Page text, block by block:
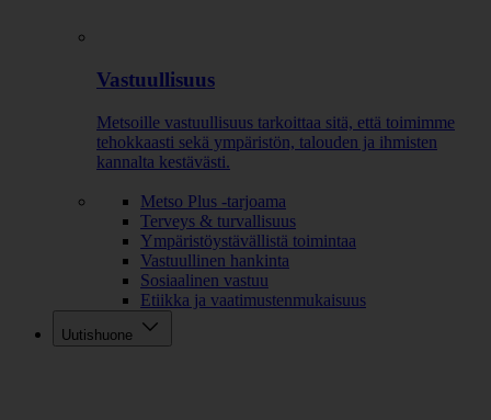
Vastuullisuus
Metsoille vastuullisuus tarkoittaa sitä, että toimimme
tehokkaasti sekä ympäristön, talouden ja ihmisten
kannalta kestävästi.
Metso Plus -tarjoama
Terveys & turvallisuus
Ympäristöystävällistä toimintaa
Vastuullinen hankinta
Sosiaalinen vastuu
Etiikka ja vaatimustenmukaisuus
Uutishuone